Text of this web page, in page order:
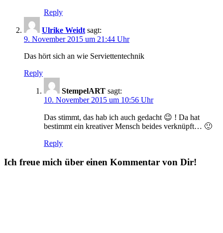
Reply
Ulrike Weidt sagt:
9. November 2015 um 21:44 Uhr
Das hört sich an wie Serviettentechnik
Reply
StempelART sagt:
10. November 2015 um 10:56 Uhr
Das stimmt, das hab ich auch gedacht 😉 ! Da hat
bestimmt ein kreativer Mensch beides verknüpft… 🙂
Reply
Ich freue mich über einen Kommentar von Dir!